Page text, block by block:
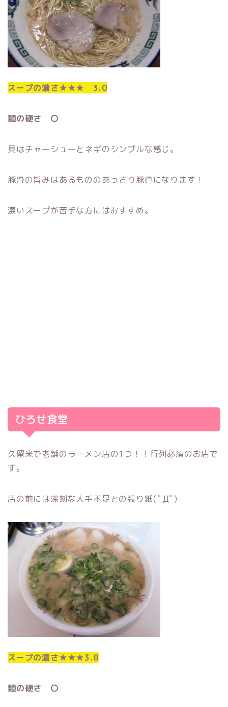
スープの濃さ★★★ 3.0
麺の硬さ 〇
具はチャーシューとネギのシンプルな感じ。
豚骨の旨みはあるもののあっさり豚骨になります！
濃いスープが苦手な方にはおすすめ。
ひろせ食堂
久留米で老舗のラーメン店の1つ！！行列必須のお店で
す。
店の前には深刻な人手不足との張り紙( ﾟДﾟ)
スープの濃さ★★★3.8
麺の硬さ 〇